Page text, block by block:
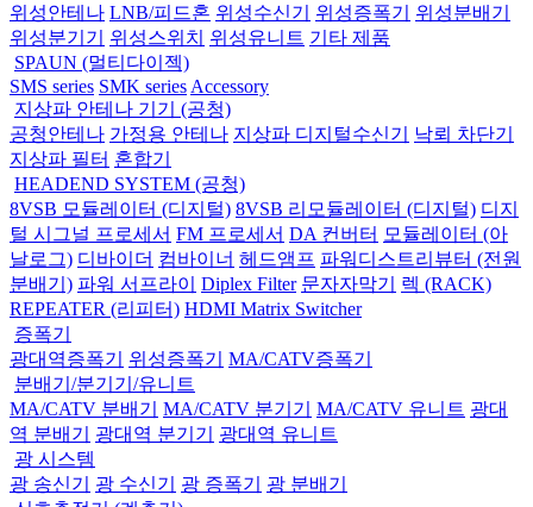
위성안테나 LNB/피드혼 위성수신기 위성증폭기
위성분배기
위성분기기
위성스위치 위성유니트 기타 제품
SPAUN (멀티다이젝)
SMS series SMK series Accessory
지상파 안테나 기기 (공청)
공청안테나 가정용 안테나 지상파 디지털수신기
낙뢰 차단기
지상파 필터 혼합기
HEADEND SYSTEM (공청)
8VSB 모듈레이터 (디지털) 8VSB 리모듈레이터 (디지털) 디지
털 시그널 프로세서 FM 프로세서 DA 컨버터 모듈레이터 (아
날로그) 디바이더 컴바이너 헤드앰프 파워디스트리뷰터 (전원
분배기) 파워 서프라이 Diplex Filter 문자자막기
렉 (RACK)
REPEATER (리피터) HDMI Matrix Switcher
증폭기
광대역증폭기
위성증폭기
MA/CATV증폭기
분배기/분기기/유니트
MA/CATV 분배기
MA/CATV 분기기 MA/CATV 유니트 광대
역 분배기
광대역 분기기
광대역 유니트
광 시스템
광 송신기
광 수신기 광 증폭기
광 분배기